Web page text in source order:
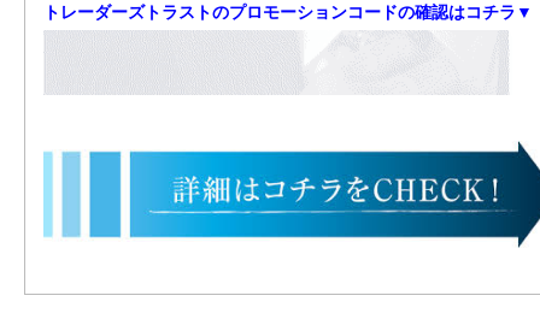
トレーダーズトラストのプロモーションコードの確認はコチラ▼